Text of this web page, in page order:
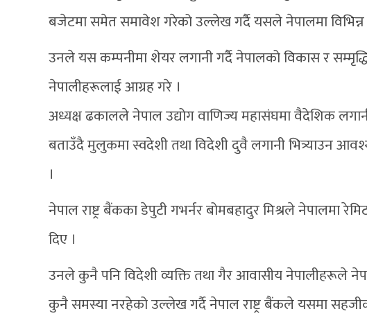
बजेटमा समेत समावेश गरेको उल्लेख गर्दै यसले नेपालमा विभिन्न
उनले यस कम्पनीमा शेयर लगानी गर्दै नेपालको विकास र
नेपालीहरूलाई आग्रह गरे ।
अध्यक्ष ढकालले नेपाल उद्योग वाणिज्य महासंघमा वैदेशिक
बताउँदै मुलुकमा स्वदेशी तथा विदेशी दुवै लगानी भित्र्याउन
।
नेपाल राष्ट्र बैंकका डेपुटी गभर्नर बोमबहादुर मिश्रले नेपालमा
दिए ।
उनले कुनै पनि विदेशी व्यक्ति तथा गैर आवासीय नेपालीहरूले
कुनै समस्या नरहेको उल्लेख गर्दै नेपाल राष्ट्र बैंकले यसमा